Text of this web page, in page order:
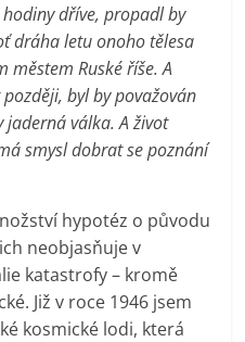
dříve, propadl by
dráha letu onoho tělesa
Ruské říše. A
byl by považován
jaderná válka. A život
smysl dobrat se poznání
hypotéz o původu
neobjasňuje v
katastrofy – kromě
Již v roce 1946 jsem
kosmické lodi, která